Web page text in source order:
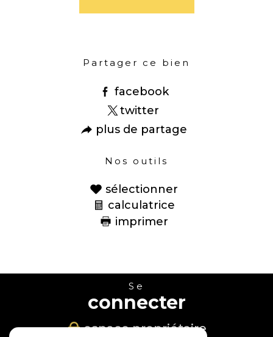
Partager ce bien
facebook
twitter
plus de partage
Nos outils
sélectionner
calculatrice
imprimer
Se
connecter
espace propriétaire